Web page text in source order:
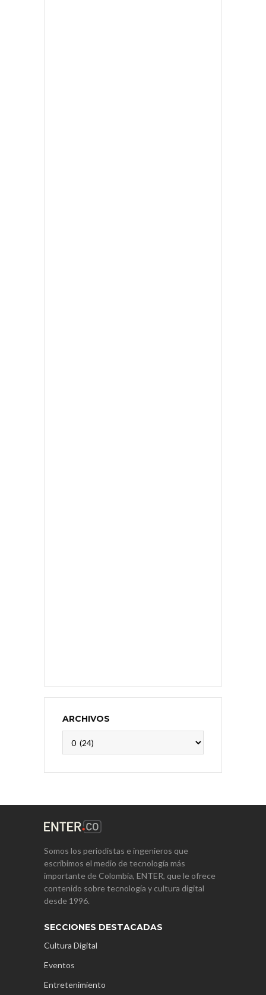
ARCHIVOS
Somos los periodistas e ingenieros que
escribimos el medio de tecnología más
importante de Colombia, ENTER, que le ofrece
contenido sobre tecnología y cultura digital
desde 1996.
SECCIONES DESTACADAS
Cultura Digital
Eventos
Entretenimiento